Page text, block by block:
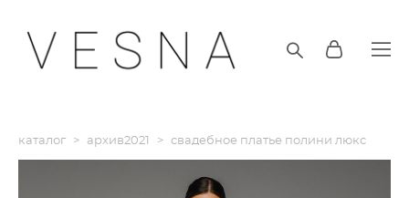
каталог > архив2021 > свадебное платье полини люкс